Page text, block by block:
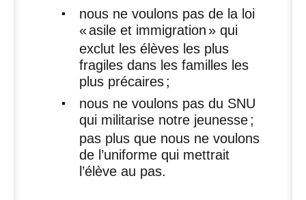
nous ne voulons pas de la loi
«asile et immigration » qui
exclut les élèves les plus
fragiles dans les familles les
plus précaires;
nous ne voulons pas du SNU
qui militarise notre jeunesse;
pas plus que nous ne voulons
de l’uniforme qui mettrait
l’élève au pas.